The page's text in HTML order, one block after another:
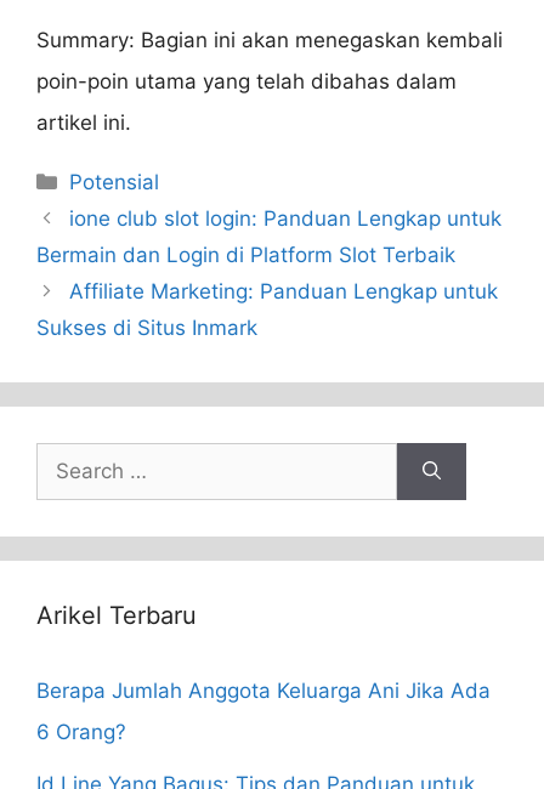
Summary: Bagian ini akan menegaskan kembali
poin-poin utama yang telah dibahas dalam
artikel ini.
Categories
Potensial
ione club slot login: Panduan Lengkap untuk
Bermain dan Login di Platform Slot Terbaik
Affiliate Marketing: Panduan Lengkap untuk
Sukses di Situs Inmark
Search
for:
Arikel Terbaru
Berapa Jumlah Anggota Keluarga Ani Jika Ada
6 Orang?
Id Line Yang Bagus: Tips dan Panduan untuk